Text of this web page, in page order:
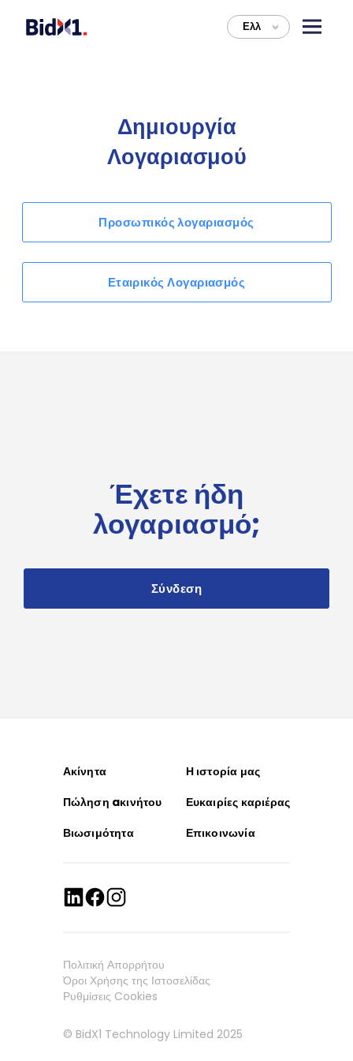
Ελλ >
Έχετε ήδη
λογαριασμό;
Σύνδεση
Δημιουργία
Λογαριασμού
Προσωπικός λογαριασμός
Εταιρικός Λογαριασμός
Ακίνητα
Η ιστορία μας
Πώληση aκινήτου
Ευκαιρίες καριέρας
Βιωσιμότητα
Επικοινωνία
Πολιτική Απορρήτου
Όροι Χρήσης της Ιστοσελίδας
Ρυθμίσεις Cookies
© BidX1 Technology Limited 2025